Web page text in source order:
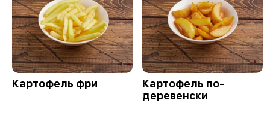
Картофель фри
Картофель по-
деревенски